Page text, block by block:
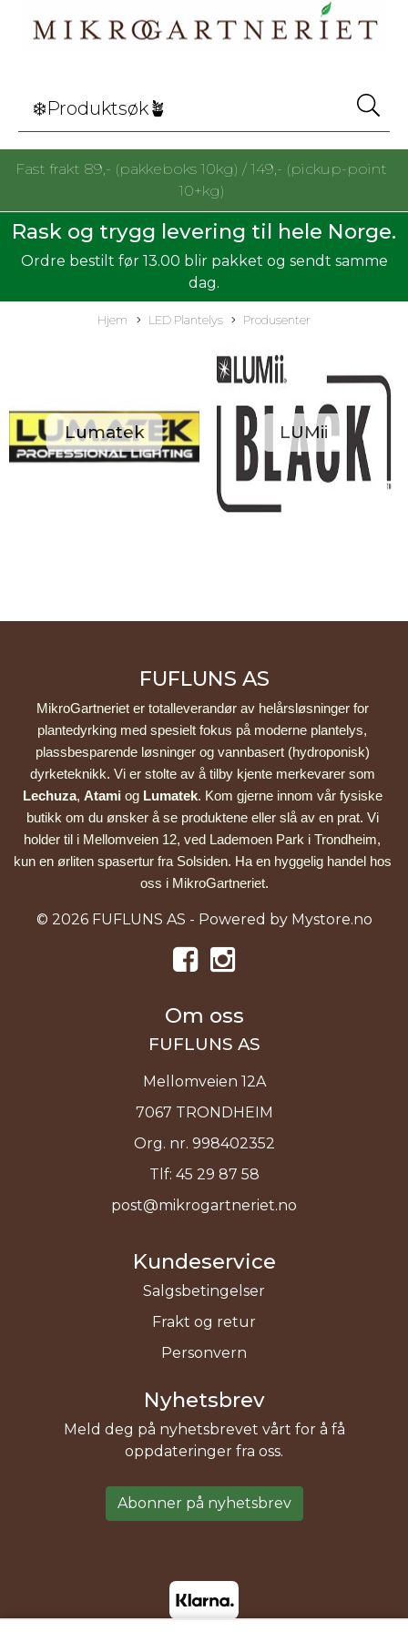
Fast frakt 89,- (pakkeboks 10kg) / 149,- (pickup-point
10+kg)
Rask og trygg levering til hele Norge.
Ordre bestilt før 13.00 blir pakket og sendt samme
dag.
Hjem LED Plantelys Produsenter
Lumatek LUMii
FUFLUNS AS
MikroGartneriet er totalleverandør av helårsløsninger for
plantedyrking med spesielt fokus på moderne plantelys,
plassbesparende løsninger og vannbasert (hydroponisk)
Lechuza, Atami og Lumatek. Kom gjerne innom vår fysiske
butikk om du ønsker å se produktene eller slå av en prat. Vi
holder til i Mellomveien 12, ved Lademoen Park i Trondheim,
kun en ørliten spasertur fra Solsiden. Ha en hyggelig handel hos
oss i MikroGartneriet.
© 2026 FUFLUNS AS - Powered by Mystore.no
Om oss
FUFLUNS AS
Mellomveien 12A
7067 TRONDHEIM
Org. nr. 998402352
Tlf: 45 29 87 58
post@mikrogartneriet.no
Kundeservice
Salgsbetingelser
Frakt og retur
Personvern
Nyhetsbrev
Meld deg på nyhetsbrevet vårt for å få
oppdateringer fra oss.
Abonner på nyhetsbrev